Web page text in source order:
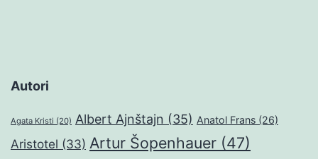
Autori
Agata Kristi (20) Albert Ajnštajn (35) Anatol Frans (26)
Aristotel (33) Artur Šopenhauer (47)